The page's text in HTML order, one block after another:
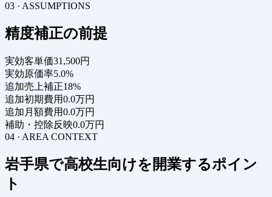
03 · ASSUMPTIONS
精度補正の前提
実効客単価31,500円
実効原価率5.0%
追加売上補正18%
追加初期費用0.0万円
追加月額費用0.0万円
補助・控除反映0.0万円
04 · AREA CONTEXT
岩手県で高校生向けを開業するポイン
ト